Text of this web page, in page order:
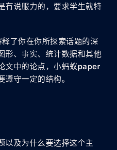
有说服力的，要求学生就特
了你在你所探索话题的深
形、事实、统计数据和其他
文中的论点，小蚂蚁paper
守一定的结构。
以及为什么要选择这个主